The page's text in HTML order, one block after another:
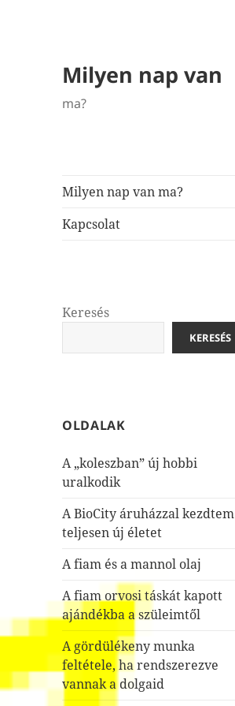
Milyen nap van
ma?
Milyen nap van ma?
Kapcsolat
Keresés
KERESÉS
OLDALAK
A „koleszban” új hobbi
uralkodik
A BioCity áruházzal kezdtem
teljesen új életet
A fiam és a mannol olaj
A fiam orvosi táskát kapott
ajándékba a szüleimtől
A gördülékeny munka
feltétele, ha rendszerezve
vannak a dolgaid